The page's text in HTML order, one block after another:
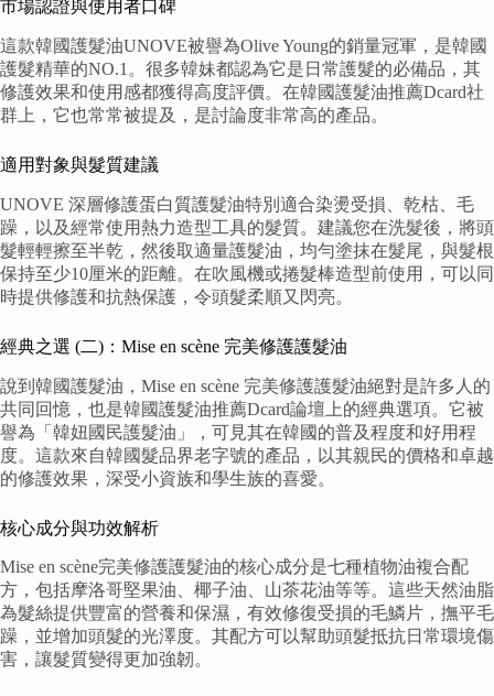
市場認證與使用者口碑
這款韓國護髮油UNOVE被譽為Olive Young的銷量冠軍，是韓國
護髮精華的NO.1。很多韓妹都認為它是日常護髮的必備品，其
修護效果和使用感都獲得高度評價。在韓國護髮油推薦Dcard社
群上，它也常常被提及，是討論度非常高的產品。
適用對象與髮質建議
UNOVE 深層修護蛋白質護髮油特別適合染燙受損、乾枯、毛
躁，以及經常使用熱力造型工具的髮質。建議您在洗髮後，將頭
髮輕輕擦至半乾，然後取適量護髮油，均勻塗抹在髮尾，與髮根
保持至少10厘米的距離。在吹風機或捲髮棒造型前使用，可以同
時提供修護和抗熱保護，令頭髮柔順又閃亮。
經典之選 (二)：Mise en scène 完美修護護髮油
說到韓國護髮油，Mise en scène 完美修護護髮油絕對是許多人的
共同回憶，也是韓國護髮油推薦Dcard論壇上的經典選項。它被
譽為「韓妞國民護髮油」，可見其在韓國的普及程度和好用程
度。這款來自韓國髮品界老字號的產品，以其親民的價格和卓越
的修護效果，深受小資族和學生族的喜愛。
核心成分與功效解析
Mise en scène完美修護護髮油的核心成分是七種植物油複合配
方，包括摩洛哥堅果油、椰子油、山茶花油等等。這些天然油脂
為髮絲提供豐富的營養和保濕，有效修復受損的毛鱗片，撫平毛
躁，並增加頭髮的光澤度。其配方可以幫助頭髮抵抗日常環境傷
害，讓髮質變得更加強韌。